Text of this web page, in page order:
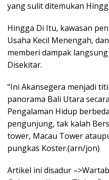
yang sulit ditemukan
Hingga Di Itu, kawasan
Usaha Kecil Menengah,
memberi dampak
Disekitar.
“Ini Akansegera menjadi
panorama Bali Utara
Pengalaman Hidup
pengunjung, tak kalah
tower, Macau Tower
pungkas Koster.(arn/jon)
Artikel ini disadur